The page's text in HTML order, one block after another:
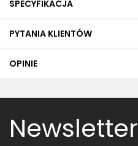
SPECYFIKACJA
PYTANIA KLIENTÓW
OPINIE
Newsletter